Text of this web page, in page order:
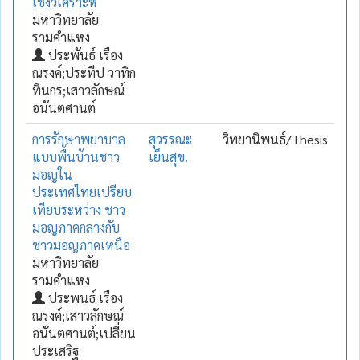
มหาวิทยาลัย
รามคำแหง
ประพันธ์ เรือง
ณรงค์;ประทีป วาทิก
ทินกร;เสาวลักษณ์
อนันตศานต์
การรักษาพยาบาล
แบบพื้นบ้านชาว
มอญใน
ประเทศไทยเปรียบ
เทียบระหว่าง ชาว
มอญภาคกลางกับ
ชาวมอญภาคเหนือ
มหาวิทยาลัย
รามคำแหง
ประพนธ์ เรือง
ณรงค์;เสาวลักษณ์
อนันตศานต์;เปลี่ยน
ประเสริฐ
สุวรรณะ
เย็นสุข.
วิทยานิพนธ์/Thesis